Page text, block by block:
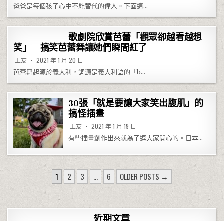
爸爸是每個孩子心中不能替代的偉人。下面這…
歌劇院欣賞芭蕾「觀眾卻越看越想
笑」 搞笑芭蕾舞讓她們瞬間紅了
工友 2021 年 1 月 20 日
芭蕾舞起源於義大利，詞源是義大利語的「b…
30張「就是要讓大家笑出腹肌」的
搞怪插畫
工友 2021 年 1 月 19 日
有些插畫創作出來就為了逗大家開心的。日本…
文章分頁
1 2 3 ... 6 OLDER POSTS →